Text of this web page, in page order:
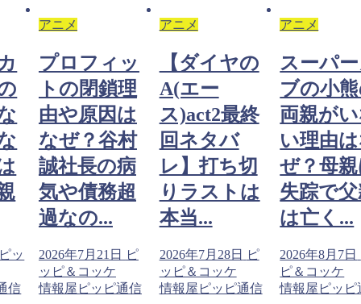
ッ
信
アニメ
プロフィッ
トの閉鎖理
由や原因は
なぜ？谷村
誠社長の病
気や債務超
過なの...
2026年7月21日
ピ
ッピ＆コッケ
情報屋ピッピ通信
アニメ
【ダイヤの
A(エー
ス)act2最終
回ネタバ
レ】打ち切
りラストは
本当...
2026年7月28日
ピ
ッピ＆コッケ
情報屋ピッピ通信
アニメ
スーパ
ブの小
両親が
い理由
ぜ？母
失踪で
は亡く...
2026年8月7日
ピ＆コッケ
情報屋ピッピ